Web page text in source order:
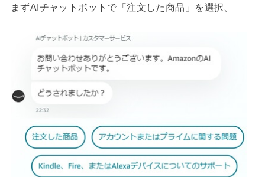
まずAIチャットボットで「注文した商品」を選択、